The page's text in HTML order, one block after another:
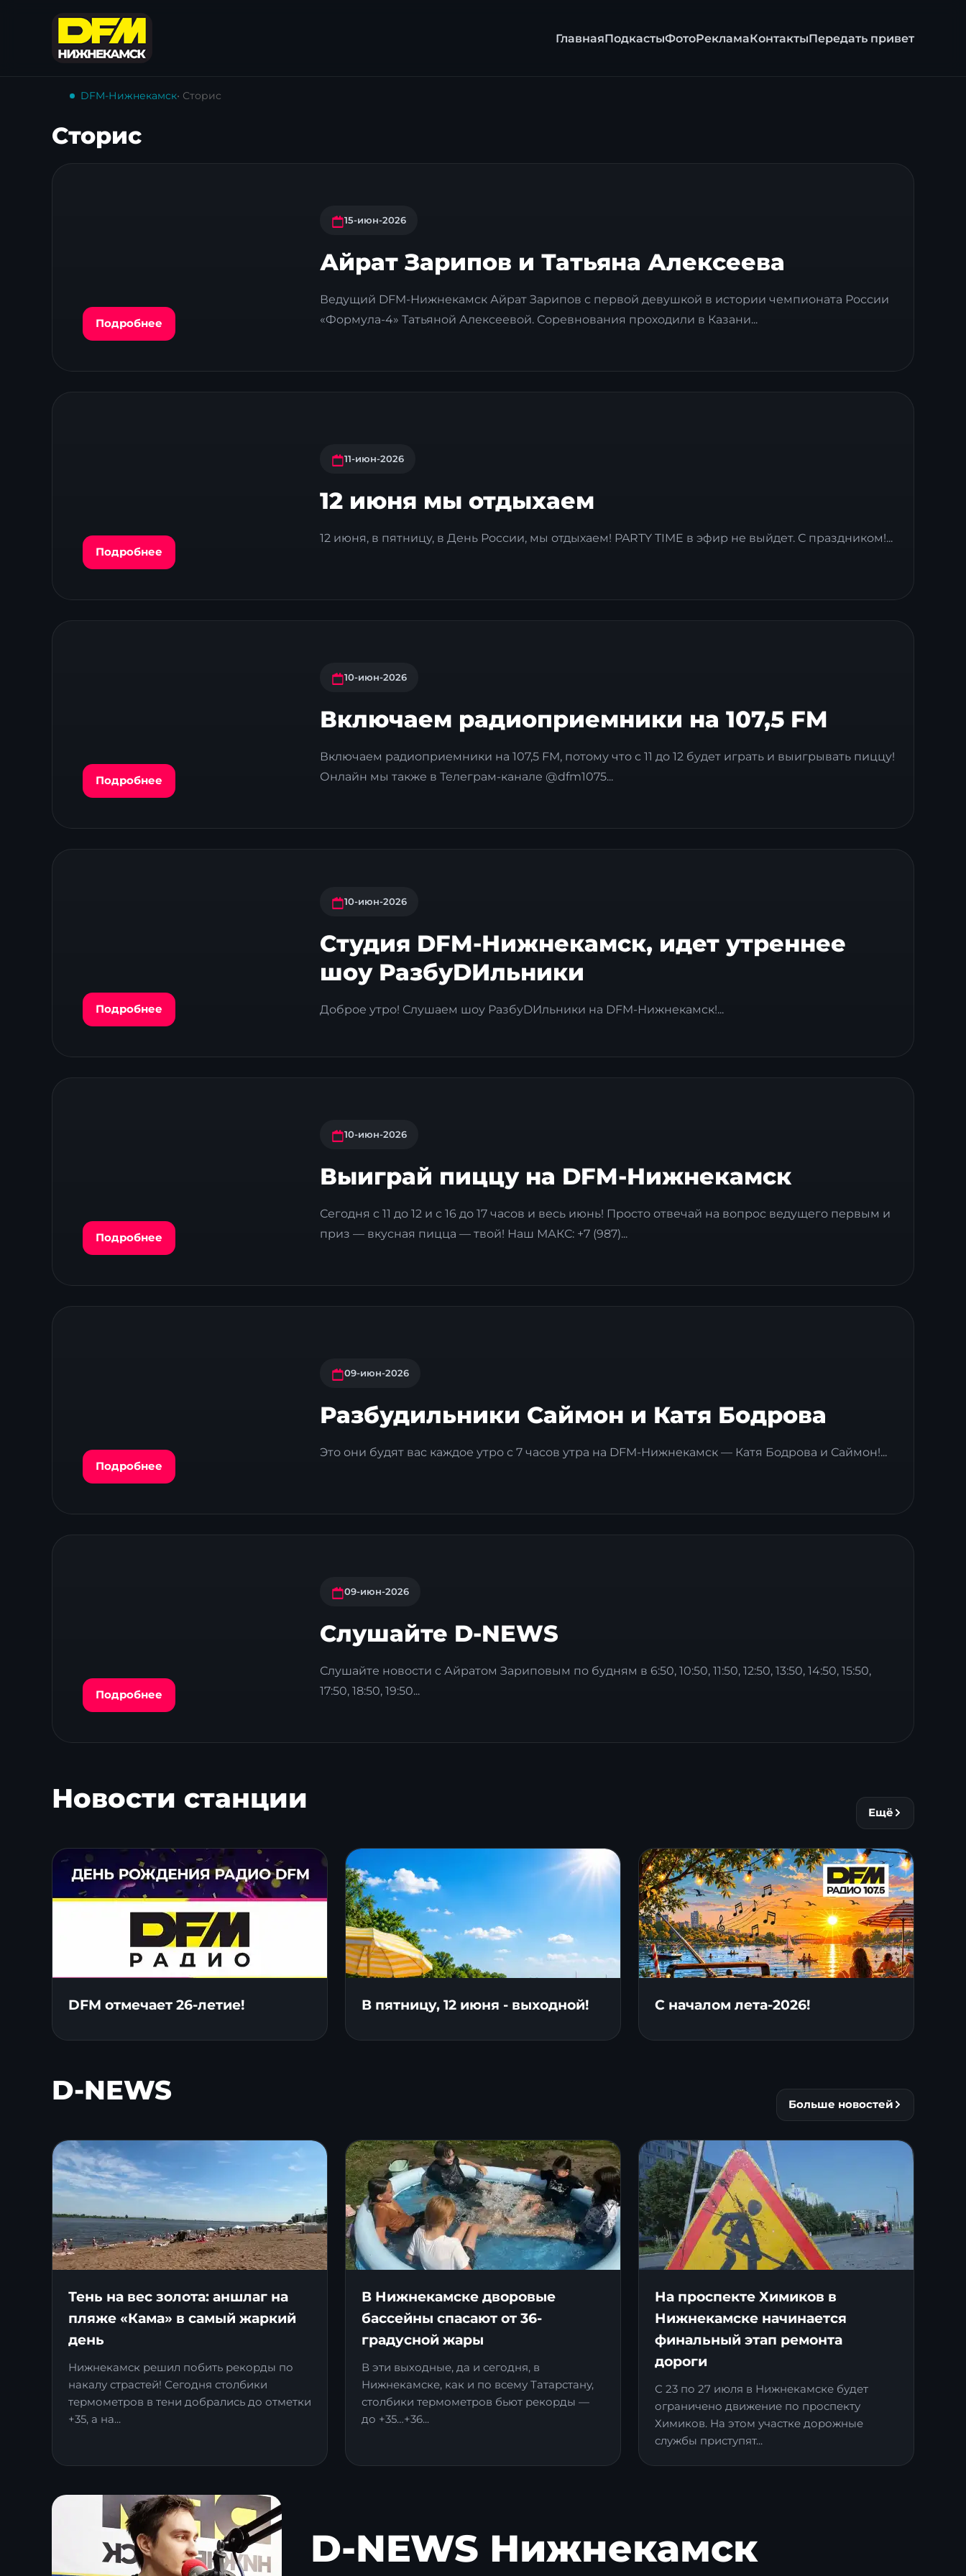
ГлавнаяПодкастыФотоРекламаКонтактыПередать привет
DFM-Нижнекамск• Сторис
Сторис
Подробнее
15-июн-2026
Айрат Зарипов и Татьяна Алексеева
Ведущий DFM-Нижнекамск Айрат Зарипов с первой девушкой в истории чемпионата России
«Формула-4» Татьяной Алексеевой. Соревнования проходили в Казани...
Подробнее
11-июн-2026
12 июня мы отдыхаем
12 июня, в пятницу, в День России, мы отдыхаем! PARTY TIME в эфир не выйдет. С праздником!...
Подробнее
10-июн-2026
Включаем радиоприемники на 107,5 FM
Включаем радиоприемники на 107,5 FM, потому что с 11 до 12 будет играть и выигрывать пиццу!
Онлайн мы также в Телеграм-канале @dfm1075...
Подробнее
10-июн-2026
Студия DFM-Нижнекамск, идет утреннее
шоу РазбуDИльники
Доброе утро! Слушаем шоу РазбуDИльники на DFM-Нижнекамск!...
Подробнее
10-июн-2026
Выиграй пиццу на DFM-Нижнекамск
Сегодня с 11 до 12 и с 16 до 17 часов и весь июнь! Просто отвечай на вопрос ведущего первым и
приз — вкусная пицца — твой! Наш МАКС: +7 (987)...
Подробнее
09-июн-2026
Разбудильники Саймон и Катя Бодрова
Это они будят вас каждое утро с 7 часов утра на DFM-Нижнекамск — Катя Бодрова и Саймон!...
Подробнее
09-июн-2026
Слушайте D-NEWS
Слушайте новости с Айратом Зариповым по будням в 6:50, 10:50, 11:50, 12:50, 13:50, 14:50, 15:50,
17:50, 18:50, 19:50...
Новости станции Ещё
DFM отмечает 26-летие! В пятницу, 12 июня - выходной! С началом лета-2026!
D-NEWS Больше новостей
Тень на вес золота: аншлаг на
пляже «Кама» в самый жаркий
день
Нижнекамск решил побить рекорды по
накалу страстей! Сегодня столбики
термометров в тени добрались до отметки
+35, а на...
В Нижнекамске дворовые
бассейны спасают от 36-
градусной жары
В эти выходные, да и сегодня, в
Нижнекамске, как и по всему Татарстану,
столбики термометров бьют рекорды —
до +35…+36...
На проспекте Химиков в
Нижнекамске начинается
финальный этап ремонта
дороги
С 23 по 27 июля в Нижнекамске будет
ограничено движение по проспекту
Химиков. На этом участке дорожные
службы приступят...
D-NEWS Нижнекамск